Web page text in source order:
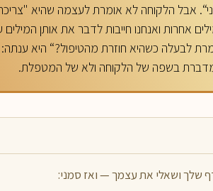
אבל הלקוחה לא אומרת לעצמה שהיא
אחרות ואנחנו חייבות לדבר את אותן
לבעלה כשהיא חוזרת מהטיפול?“ היא
בשפה של הלקוחה ולא של המטפלת.
שלך ושאלי את עצמך — ואז סמני: